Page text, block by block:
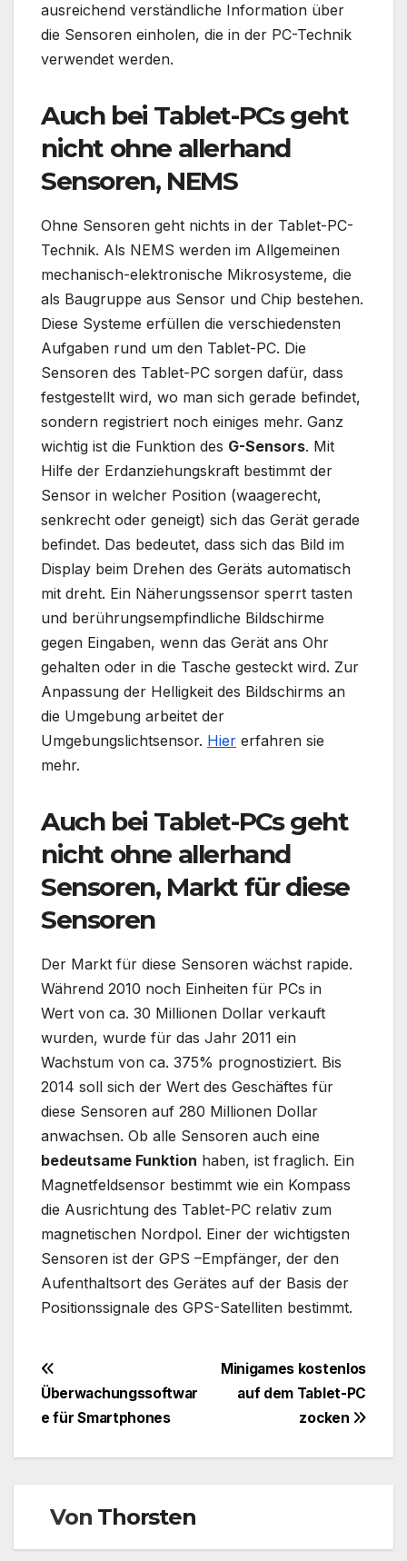
ausreichend verständliche Information über
die Sensoren einholen, die in der PC-Technik
verwendet werden.
Auch bei Tablet-PCs geht
nicht ohne allerhand
Sensoren, NEMS
Ohne Sensoren geht nichts in der Tablet-PC-
Technik. Als NEMS werden im Allgemeinen
mechanisch-elektronische Mikrosysteme, die
als Baugruppe aus Sensor und Chip bestehen.
Diese Systeme erfüllen die verschiedensten
Aufgaben rund um den Tablet-PC. Die
Sensoren des Tablet-PC sorgen dafür, dass
festgestellt wird, wo man sich gerade befindet,
sondern registriert noch einiges mehr. Ganz
wichtig ist die Funktion des G-Sensors. Mit
Hilfe der Erdanziehungskraft bestimmt der
Sensor in welcher Position (waagerecht,
senkrecht oder geneigt) sich das Gerät gerade
befindet. Das bedeutet, dass sich das Bild im
Display beim Drehen des Geräts automatisch
mit dreht. Ein Näherungssensor sperrt tasten
und berührungsempfindliche Bildschirme
gegen Eingaben, wenn das Gerät ans Ohr
gehalten oder in die Tasche gesteckt wird. Zur
Anpassung der Helligkeit des Bildschirms an
die Umgebung arbeitet der
Umgebungslichtsensor. Hier erfahren sie
mehr.
Auch bei Tablet-PCs geht
nicht ohne allerhand
Sensoren, Markt für diese
Sensoren
Der Markt für diese Sensoren wächst rapide.
Während 2010 noch Einheiten für PCs in
Wert von ca. 30 Millionen Dollar verkauft
wurden, wurde für das Jahr 2011 ein
Wachstum von ca. 375% prognostiziert. Bis
2014 soll sich der Wert des Geschäftes für
diese Sensoren auf 280 Millionen Dollar
anwachsen. Ob alle Sensoren auch eine
bedeutsame Funktion haben, ist fraglich. Ein
Magnetfeldsensor bestimmt wie ein Kompass
die Ausrichtung des Tablet-PC relativ zum
magnetischen Nordpol. Einer der wichtigsten
Sensoren ist der GPS –Empfänger, der den
Aufenthaltsort des Gerätes auf der Basis der
Positionssignale des GPS-Satelliten bestimmt.
Beitragsnavigation
Minigames kostenlos
auf dem Tablet-PC
zocken
Überwachungssoftwar
e für Smartphones
Von Thorsten